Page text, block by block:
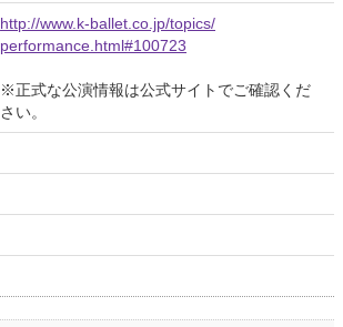
http://www.k-ballet.co.jp/topics/
performance.html#100723
※正式な公演情報は公式サイトでご確認くだ
さい。